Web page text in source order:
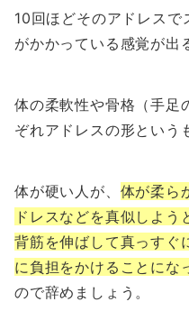
10回ほどそのアドレスで
がかかっている感覚が出
体の柔軟性や骨格（手足
ぞれアドレスの形という
体が硬い人が、 体が柔ら
ドレスなどを真似しよう
背筋を伸ばして真っすぐ
に負担をかけることにな
ので辞めましょう。